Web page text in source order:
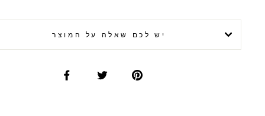
יש לכם שאלה על המוצר